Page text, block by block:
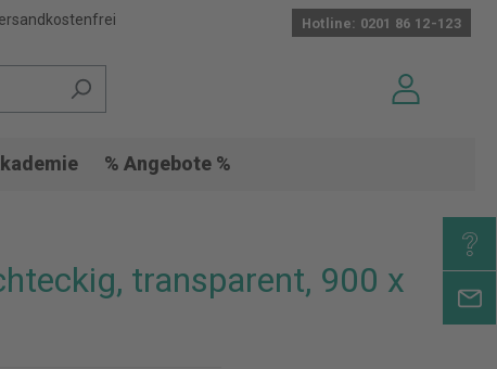
Hotline: 0201 86 12-123
% Angebote %
transparent, 900 x